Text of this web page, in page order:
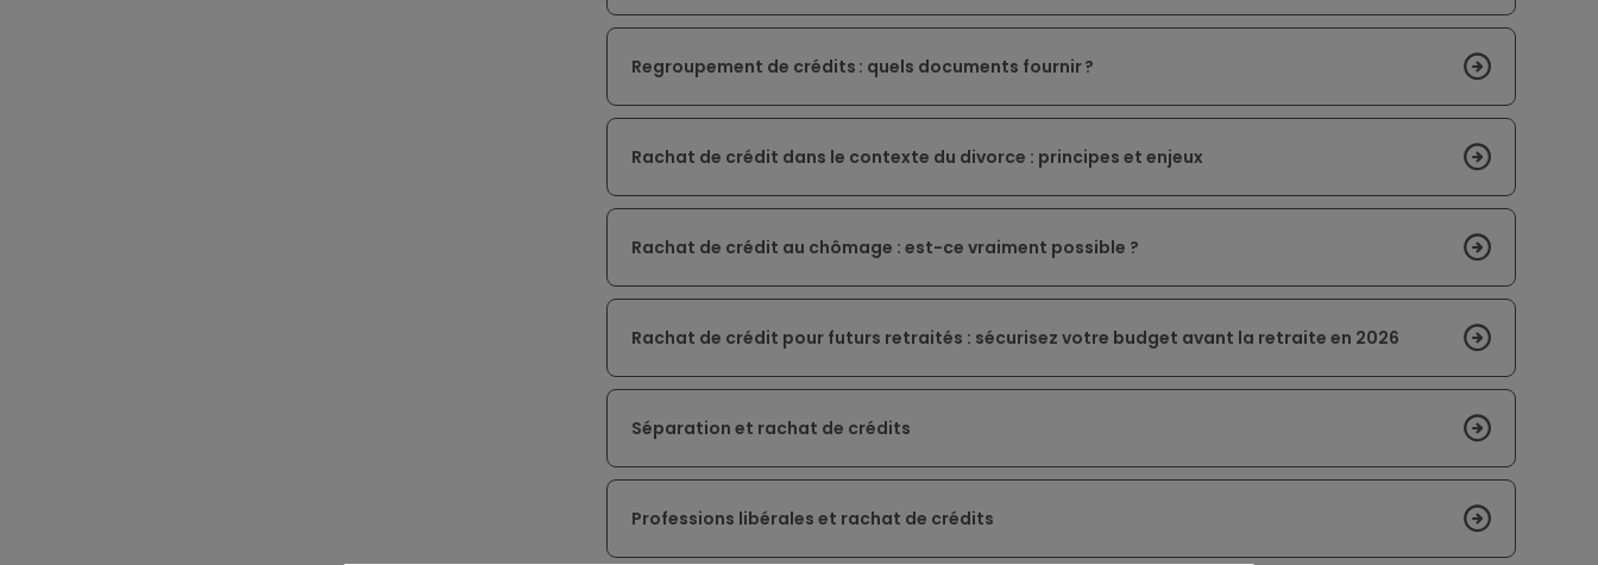
Regroupement de crédits : quels documents fournir ?
Rachat de crédit dans le contexte du divorce : principes et enjeux
Rachat de crédit au chômage : est-ce vraiment possible ?
Rachat de crédit pour futurs retraités : sécurisez votre budget avant la retraite en 2026
Séparation et rachat de crédits
Professions libérales et rachat de crédits